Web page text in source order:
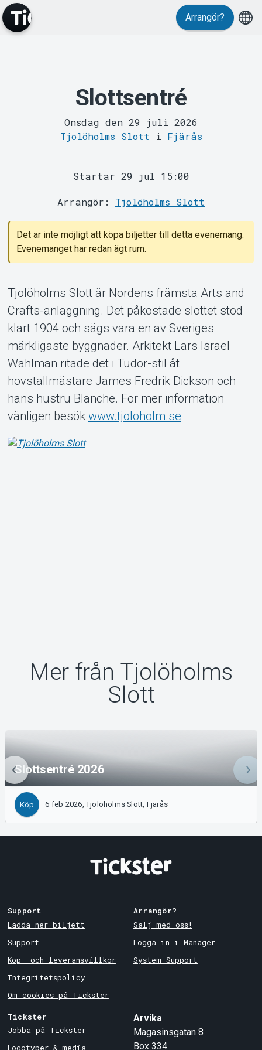
MyTickster
Support
Om Tickster
Arrangör?
Slottsentré
Onsdag den 29 juli 2026
Tjolöholms Slott i Fjärås
Startar 29 jul 15:00
Arrangör: Tjolöholms Slott
Det är inte möjligt att köpa biljetter till detta evenemang.
Evenemanget har redan ägt rum.
Tjolöholms Slott är Nordens främsta Arts and
Crafts-anläggning. Det påkostade slottet stod
klart 1904 och sägs vara en av Sveriges
märkligaste byggnader. Arkitekt Lars Israel
Wahlman ritade det i Tudor-stil åt
hovstallmästare James Fredrik Dickson och
hans hustru Blanche. För mer information
vänligen besök www.tjoloholm.se
Mer från Tjolöholms
Slott
Slottsentré 2026
Köp 6 feb 2026, Tjolöholms Slott, Fjärås
Support
Ladda ner biljett
Support
Köp- och leveransvillkor
Integritetspolicy
Om cookies på Tickster
Arrangör?
Sälj med oss!
Logga in i Manager
System Support
Tickster
Jobba på Tickster
Logotyper & media
Arvika
Magasinsgatan 8
Box 334